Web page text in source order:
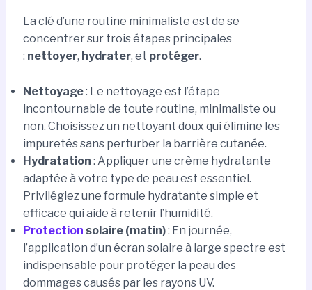
La clé d’une routine minimaliste est de se
concentrer sur trois étapes principales
: nettoyer, hydrater, et protéger.
Nettoyage: Le nettoyage est l’étape
incontournable de toute routine, minimaliste ou
non. Choisissez un nettoyant doux qui élimine les
impuretés sans perturber la barrière cutanée.
Hydratation : Appliquer une crème hydratante
adaptée à votre type de peau est essentiel.
Privilégiez une formule hydratante simple et
efficace qui aide à retenir l’humidité.
Protection solaire (matin): En journée,
l’application d’un écran solaire à large spectre est
indispensable pour protéger la peau des
dommages causés par les rayons UV.